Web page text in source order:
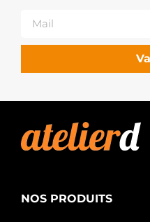
NOS PRODUITS